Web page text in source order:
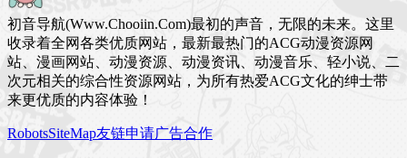
初音导航(Www.Chooiin.Com)最初的声音，无限的未来。这里
收录着全网各类优质网站，最新最热门的ACG动漫资源网
站、漫画网站、动漫资源、动漫资讯、动漫音乐、轻小说、二
次元相关的综合性资源网站，为所有热爱ACG文化的绅士带
来更优质的内容体验！
RobotsSiteMap友链申请广告合作